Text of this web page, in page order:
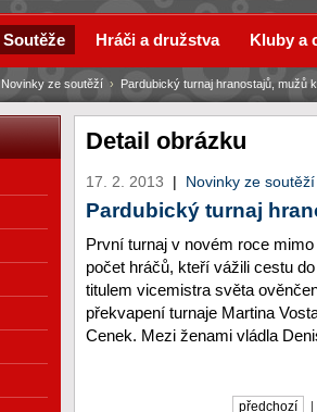
Detail obrázku
17. 2. 2013 | Novinky ze soutěží
Pardubický turnaj
První turnaj v novém roce
počet hráčů, kteří vážili cestu
titulem vicemistra světa
překvapení turnaje Martina
Cenek. Mezi ženami vládla
předchozí
Novinky ze soutěží › Pardubický turnaj hranostajů, mužů
Soutěže Hráči a družstva Kluby a